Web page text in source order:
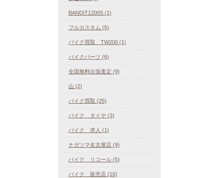
BANDIT1200S (1)
フルカスタム (5)
バイク買取 TW200 (1)
バイクパーツ (6)
全国無料出張査定 (9)
山 (2)
バイク買取 (25)
バイク タイヤ (3)
バイク 求人 (1)
ナガツマ名古屋店 (9)
バイク リコール (5)
バイク 販売店 (16)